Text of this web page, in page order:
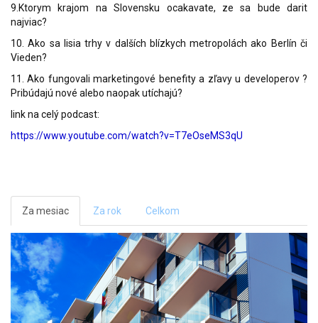
9.Ktorym krajom na Slovensku ocakavate, ze sa bude darit
najviac?
10. Ako sa lisia trhy v dalších blízkych metropolách ako Berlín či
Vieden?
11. Ako fungovali marketingové benefity a zľavy u developerov ?
Pribúdajú nové alebo naopak utíchajú?
link na celý podcast:
https://www.youtube.com/watch?v=T7eOseMS3qU
Za mesiac Za rok Celkom